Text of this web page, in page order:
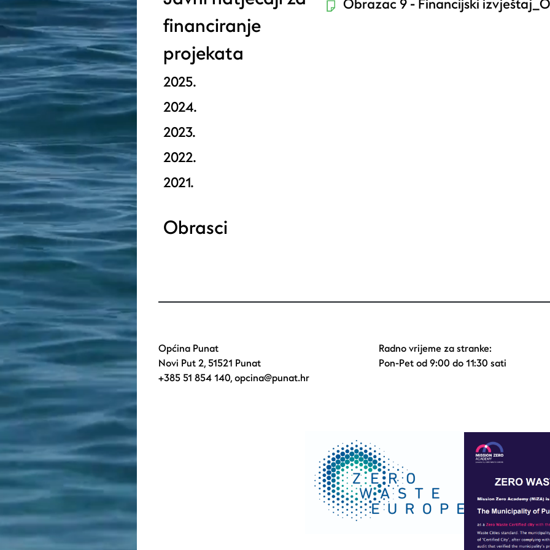
financiranje
projekata
2025.
2024.
2023.
2022.
2021.
Obrasci
Obrazac 9 - Financijski
Općina Punat
Novi Put 2, 51521 Punat
+385 51 854 140,opcina@punat.hr
Radno vrijeme za stranke:
Pon-Pet od 9:00 do 11:30 sati